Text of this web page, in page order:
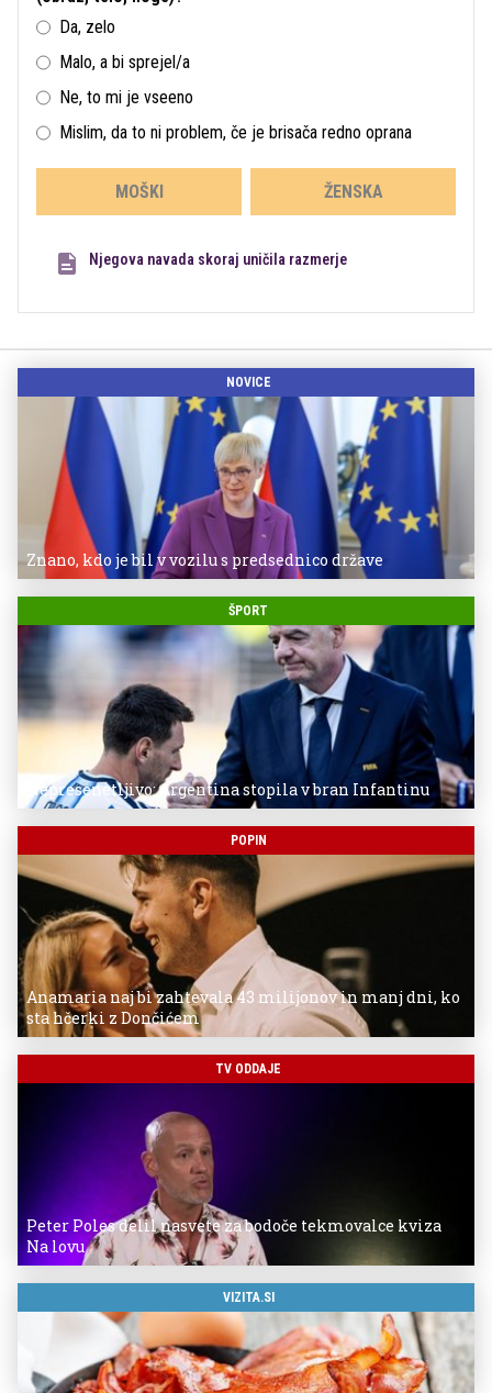
Da, zelo
Malo, a bi sprejel/a
Ne, to mi je vseeno
Mislim, da to ni problem, če je brisača redno oprana
MOŠKI ŽENSKA
Njegova navada skoraj uničila razmerje
NOVICE
Znano, kdo je bil v vozilu s predsednico države
ŠPORT
Nepresenetljivo: Argentina stopila v bran Infantinu
POPIN
Anamaria naj bi zahtevala 43 milijonov in manj dni, ko
sta hčerki z Dončićem
TV ODDAJE
Peter Poles delil nasvete za bodoče tekmovalce kviza
Na lovu
VIZITA.SI